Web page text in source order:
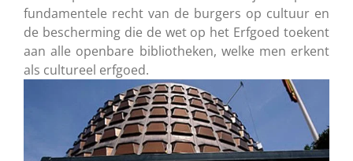
fundamentele recht van de burgers op cultuur en
de bescherming die de wet op het Erfgoed toekent
aan alle openbare bibliotheken, welke men erkent
als cultureel erfgoed.